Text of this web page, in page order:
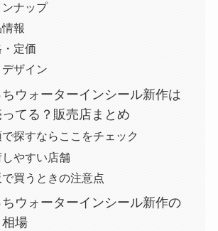
ンナップ
報
定価
ザイン
ウォーターインシール新作は
てる？販売店まとめ
で探すならここをチェック
しやすい店舗
買うときの注意点
ウォーターインシール新作の
場